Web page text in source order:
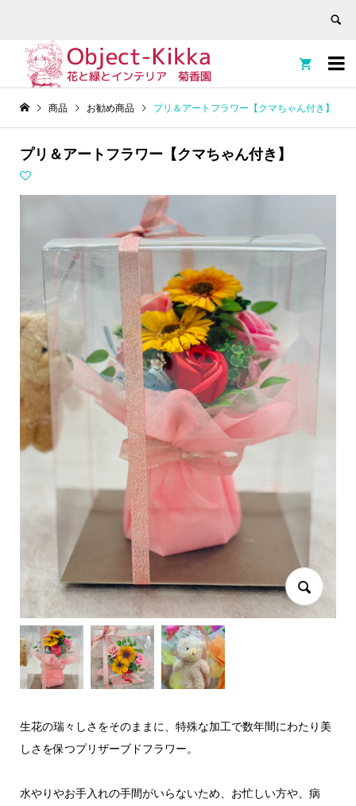


商品 お勧め商品 プリ＆アートフラワー【クマちゃん付き】
プリ＆アートフラワー【クマちゃん付き】
生花の瑞々しさをそのままに、特殊な加工で数年間にわたり美
しさを保つプリザーブドフラワー。
水やりやお手入れの手間がいらないため、お忙しい方や、病